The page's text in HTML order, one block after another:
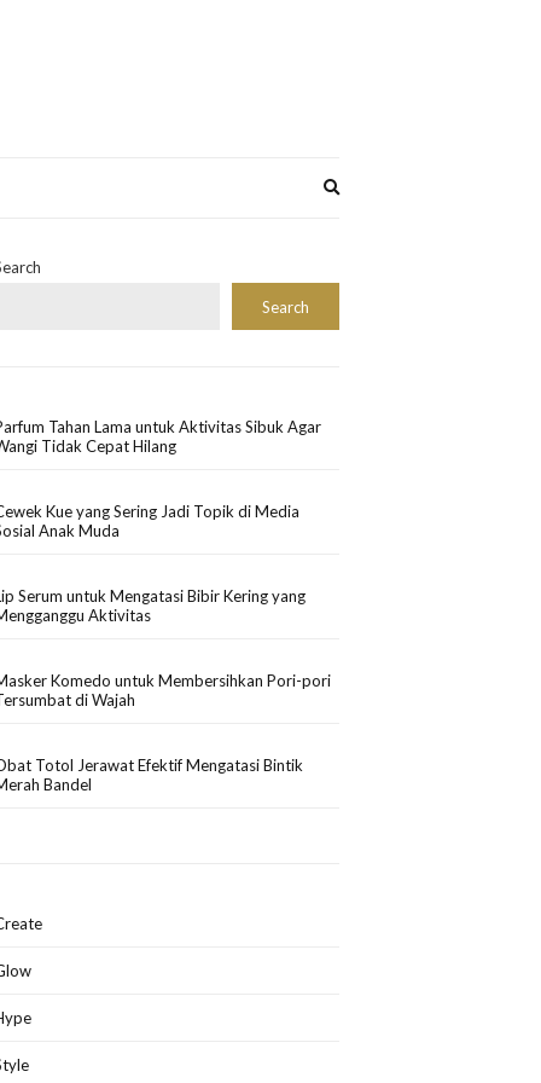
Search
Tahan Lama untuk Aktivitas Sibuk Agar
Tidak Cepat Hilang
Kue yang Sering Jadi Topik di Media
Anak Muda
Serum untuk Mengatasi Bibir Kering yang
Aktivitas
Komedo untuk Membersihkan Pori-pori
di Wajah
Totol Jerawat Efektif Mengatasi Bintik
Bandel